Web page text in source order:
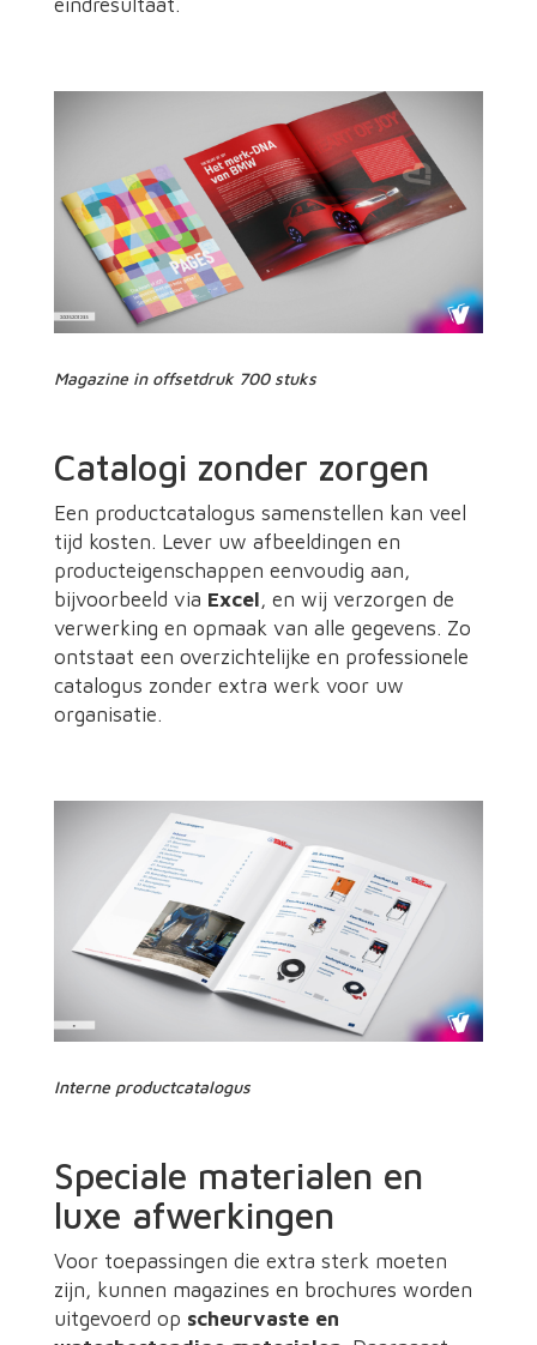
eindresultaat.
Magazine in offsetdruk 700 stuks
Catalogi zonder zorgen
Een productcatalogus samenstellen kan veel
tijd kosten. Lever uw afbeeldingen en
producteigenschappen eenvoudig aan,
bijvoorbeeld via Excel, en wij verzorgen de
verwerking en opmaak van alle gegevens. Zo
ontstaat een overzichtelijke en professionele
catalogus zonder extra werk voor uw
organisatie.
Interne productcatalogus
Speciale materialen en
luxe afwerkingen
Voor toepassingen die extra sterk moeten
zijn, kunnen magazines en brochures worden
uitgevoerd op scheurvaste en